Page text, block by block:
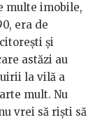
multe imobile,
era de
și
astăzi au
la vilă a
mult. Nu
vrei să riști să